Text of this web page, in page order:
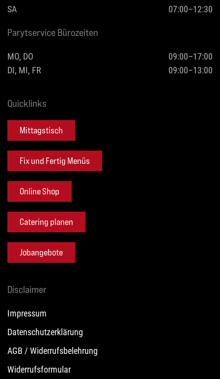
SA
07:00–12:30
Parytservice Bürozeiten
MO, DO
09:00–17:00
DI, MI, FR
09:00–13:00
Quicklinks
Mittagstisch
Fix und Fertig Menüs
Online Shop
Catering planen
Jobangebote
Disclaimer
Impressum
Datenschutzerklärung
AGB / Widerrufsbelehrung
Widerrufsformular